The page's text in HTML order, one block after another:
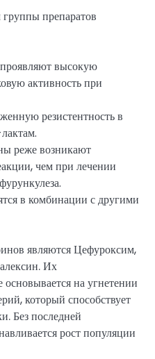
препаратов
высокую
активность при
резистентность в
реже возникают
чем при лечении
в комбинации с другими
являются Цефуроксим,
Их
основывается на угнетении
который способствует
Без последней
рост популяции